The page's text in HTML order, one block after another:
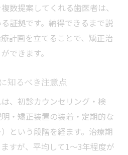
数提案してくれる歯医者は、
証拠です。納得できるまで説
計画を立てることで、矯正治
できます。
知るべき注意点
、初診カウンセリング・検
・矯正装置の装着・定期的な
という段階を経ます。治療期
すが、平均して1〜3年程度が